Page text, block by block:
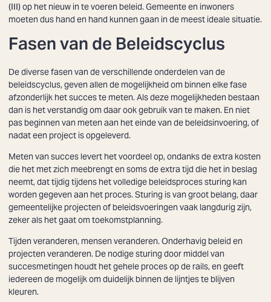
(III) op het nieuw in te voeren beleid. Gemeente en inwoners
moeten dus hand en hand kunnen gaan in de meest ideale situatie.
Fasen van de Beleidscyclus
De diverse fasen van de verschillende onderdelen van de
beleidscyclus, geven allen de mogelijkheid om binnen elke fase
afzonderlijk het succes te meten. Als deze mogelijkheden bestaan
dan is het verstandig om daar ook gebruik van te maken. En niet
pas beginnen van meten aan het einde van de beleidsinvoering, of
nadat een project is opgeleverd.
Meten van succes levert het voordeel op, ondanks de extra kosten
die het met zich meebrengt en soms de extra tijd die het in beslag
neemt, dat tijdig tijdens het volledige beleidsproces sturing kan
worden gegeven aan het proces. Sturing is van groot belang, daar
gemeentelijke projecten of beleidsvoeringen vaak langdurig zijn,
zeker als het gaat om toekomstplanning.
Tijden veranderen, mensen veranderen. Onderhavig beleid en
projecten veranderen. De nodige sturing door middel van
succesmetingen houdt het gehele proces op de rails, en geeft
iedereen de mogelijk om duidelijk binnen de lijntjes te blijven
kleuren.